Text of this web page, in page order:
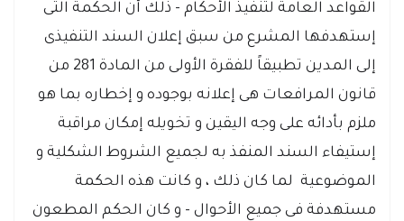
القواعد العامة لتنفيذ الأحكام - ذلك أن الحكمة التى
إستهدفها المشرع من سبق إعلان السند التنفيذى
إلى المدين تطبيقاً للفقرة الأولى من المادة 281 من
قانون المرافعات هى إعلانه بوجوده و إخطاره بما هو
ملزم بأدائه على وجه اليقين و تخويله إمكان مراقبة
إستيفاء السند المنفذ به لجميع الشروط الشكلية و
الموضوعية لما كان ذلك ، و كانت هذه الحكمة
مستهدفة فى جميع الأحوال - و كان الحكم المطعون